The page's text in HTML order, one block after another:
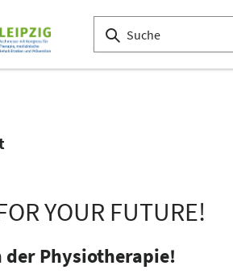
YOUR FUTURE!
der Physiotherapie!